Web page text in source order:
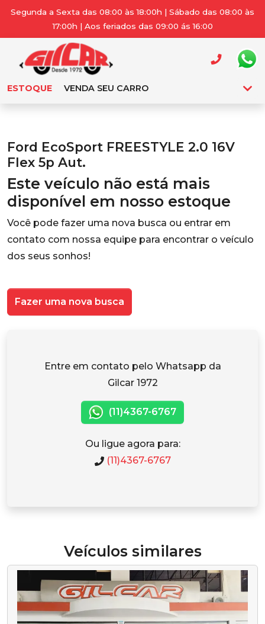
Segunda a Sexta das 08:00 às 18:00h | Sábado das 08:00 às
17:00h | Aos feriados das 09:00 ás 16:00
ESTOQUE VENDA SEU CARRO
Ford EcoSport FREESTYLE 2.0 16V
Flex 5p Aut.
Este veículo não está mais
disponível em nosso estoque
Você pode fazer uma nova busca ou entrar em
contato com nossa equipe para encontrar o veículo
dos seus sonhos!
Fazer uma nova busca
Entre em contato pelo Whatsapp da
Gilcar 1972
(11)4367-6767
Ou ligue agora para:
(11)4367-6767
Veículos similares